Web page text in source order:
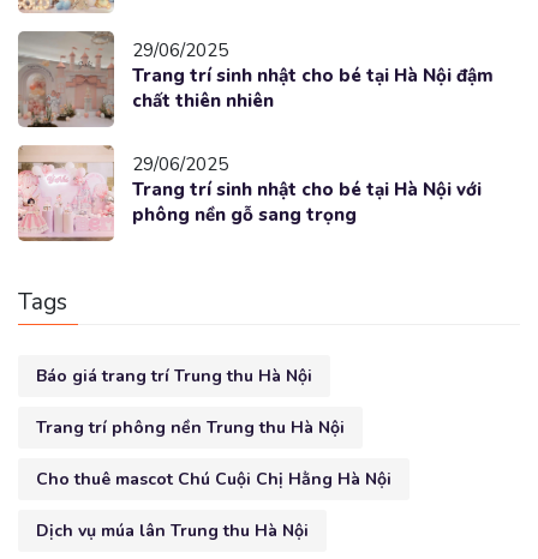
29/06/2025
Trang trí sinh nhật cho bé tại Hà Nội đậm
chất thiên nhiên
29/06/2025
Trang trí sinh nhật cho bé tại Hà Nội với
phông nền gỗ sang trọng
Tags
Báo giá trang trí Trung thu Hà Nội
Trang trí phông nền Trung thu Hà Nội
Cho thuê mascot Chú Cuội Chị Hằng Hà Nội
Dịch vụ múa lân Trung thu Hà Nội